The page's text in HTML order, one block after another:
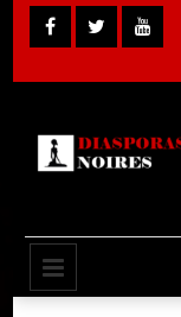
Skip
to